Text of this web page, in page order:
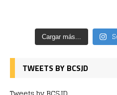
Cargar más...
TWEETS BY BCSJD